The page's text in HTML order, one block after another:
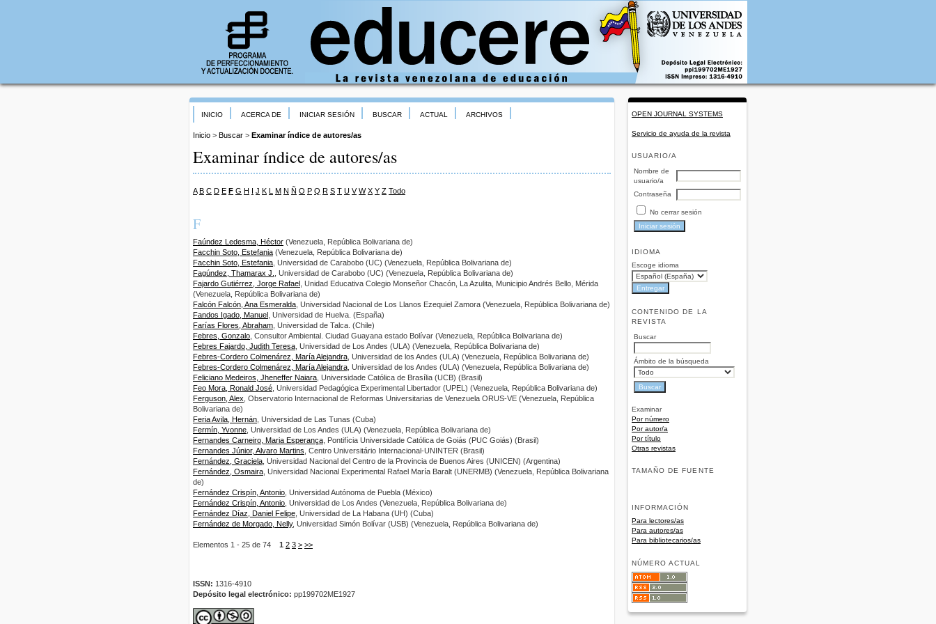
OPEN JOURNAL SYSTEMS
Servicio de ayuda de la revista
USUARIO/A
Nombre de
usuario/a
Contraseña
No cerrar sesión
IDIOMA
Escoge idioma
CONTENIDO DE LA
REVISTA
Buscar
Ámbito de la búsqueda
Examinar
Por número
Por autor/a
Por título
Otras revistas
TAMAÑO DE FUENTE
INFORMACIÓN
Para lectores/as
Para autores/as
Para bibliotecarios/as
NÚMERO ACTUAL
INICIO ACERCA DE INICIAR SESIÓN BUSCAR ACTUAL ARCHIVOS
Inicio > Buscar > Examinar índice de autores/as
Examinar índice de autores/as
A B C D E F G H I J K L M N Ñ O P Q R S T U V W X Y Z Todo
F
Faúndez Ledesma, Héctor (Venezuela, República Bolivariana de)
Facchin Soto, Estefania (Venezuela, República Bolivariana de)
Facchin Soto, Estefania , Universidad de Carabobo (UC) (Venezuela, República Bolivariana de)
Fagúndez, Thamarax J.
, Universidad de Carabobo (UC) (Venezuela, República Bolivariana de)
Fajardo Gutiérrez, Jorge Rafael
, Unidad Educativa Colegio Monseñor Chacón, La Azulita, Municipio Andrés Bello, Mérida
(Venezuela, República Bolivariana de)
Falcón Falcón, Ana Esmeralda , Universidad Nacional de Los Llanos Ezequiel Zamora (Venezuela, República Bolivariana de)
Fandos Igado, Manuel
, Universidad de Huelva. (España)
Farías Flores, Abraham , Universidad de Talca. (Chile)
Febres, Gonzalo , Consultor Ambiental. Ciudad Guayana estado Bolívar (Venezuela, República Bolivariana de)
Febres Fajardo, Judith Teresa , Universidad de Los Andes (ULA) (Venezuela, República Bolivariana de)
Febres-Cordero Colmenárez, María Alejandra , Universidad de los Andes (ULA) (Venezuela, República Bolivariana de)
Febres-Cordero Colmenárez, María Alejandra , Universidad de los Andes (ULA) (Venezuela, República Bolivariana de)
Feliciano Medeiros, Jheneffer Naiara , Universidade Católica de Brasília (UCB) (Brasil)
Feo Mora, Ronald José , Universidad Pedagógica Experimental Libertador (UPEL) (Venezuela, República Bolivariana de)
Ferguson, Alex , Observatorio Internacional de Reformas Universitarias de Venezuela ORUS-VE (Venezuela, República
Bolivariana de)
Feria Avila, Hernán , Universidad de Las Tunas (Cuba)
Fermín, Yvonne , Universidad de Los Andes (ULA) (Venezuela, República Bolivariana de)
Fernandes Carneiro, Maria Esperança , Pontifícia Universidade Católica de Goiás (PUC Goiás) (Brasil)
Fernandes Júnior, Alvaro Martins , Centro Universitário Internacional-UNINTER (Brasil)
Fernández, Graciela , Universidad Nacional del Centro de la Provincia de Buenos Aires (UNICEN) (Argentina)
Fernández, Osmaira , Universidad Nacional Experimental Rafael María Baralt (UNERMB) (Venezuela, República Bolivariana
de)
Fernández Crispín, Antonio , Universidad Autónoma de Puebla (México)
Fernández Crispín, Antonio , Universidad de Los Andes (Venezuela, República Bolivariana de)
Fernández Díaz, Daniel Felipe , Universidad de La Habana (UH) (Cuba)
Fernández de Morgado, Nelly, Universidad Simón Bolívar (USB) (Venezuela, República Bolivariana de)
Elementos 1 - 25 de 74 1 2 3 > >>
ISSN: 1316-4910
Depósito legal electrónico: pp199702ME1927